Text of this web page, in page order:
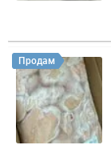
Продам